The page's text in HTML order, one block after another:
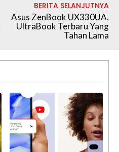
BERITA SELANJUTNYA
Asus ZenBook UX330UA,
UltraBook Terbaru Yang
Tahan Lama